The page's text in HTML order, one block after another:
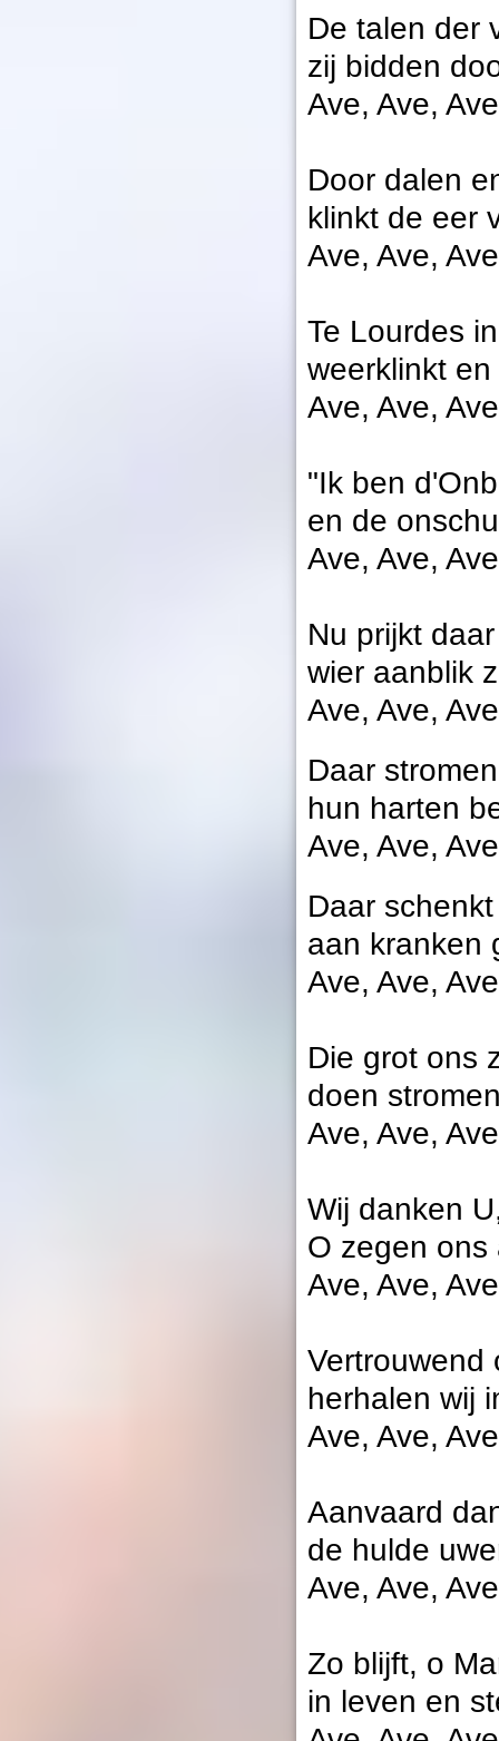
De talen der
zij bidden
Ave, Ave,
Door dalen
klinkt de eer
Ave, Ave,
Te Lourdes
weerklinkt
Ave, Ave,
"Ik ben
en de
Ave, Ave,
Nu prijkt
wier aanblik
Ave, Ave,
Daar
hun harten
Ave, Ave,
Daar
aan kranken
Ave, Ave,
Die grot ons
doen
Ave, Ave,
Wij danken
O zegen ons
Ave, Ave,
Vertrouwend
herhalen wij
Ave, Ave,
Aanvaard
de hulde
Ave, Ave,
Zo blijft, o
in leven en